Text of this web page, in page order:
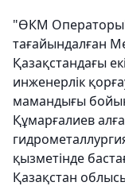
"ӨКМ
тағайындалған
Қазақстандағы
инженерлік
мамандығы
Құмарғалиев
қызметінде
Қазақстан